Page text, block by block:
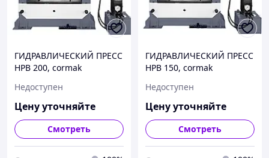
ГИДРАВЛИЧЕСКИЙ ПРЕСС
HPB 200, cormak
Недоступен
Цену уточняйте
Смотреть
ГИДРАВЛИЧЕСКИЙ ПРЕСС
HPB 150, cormak
Недоступен
Цену уточняйте
Смотреть